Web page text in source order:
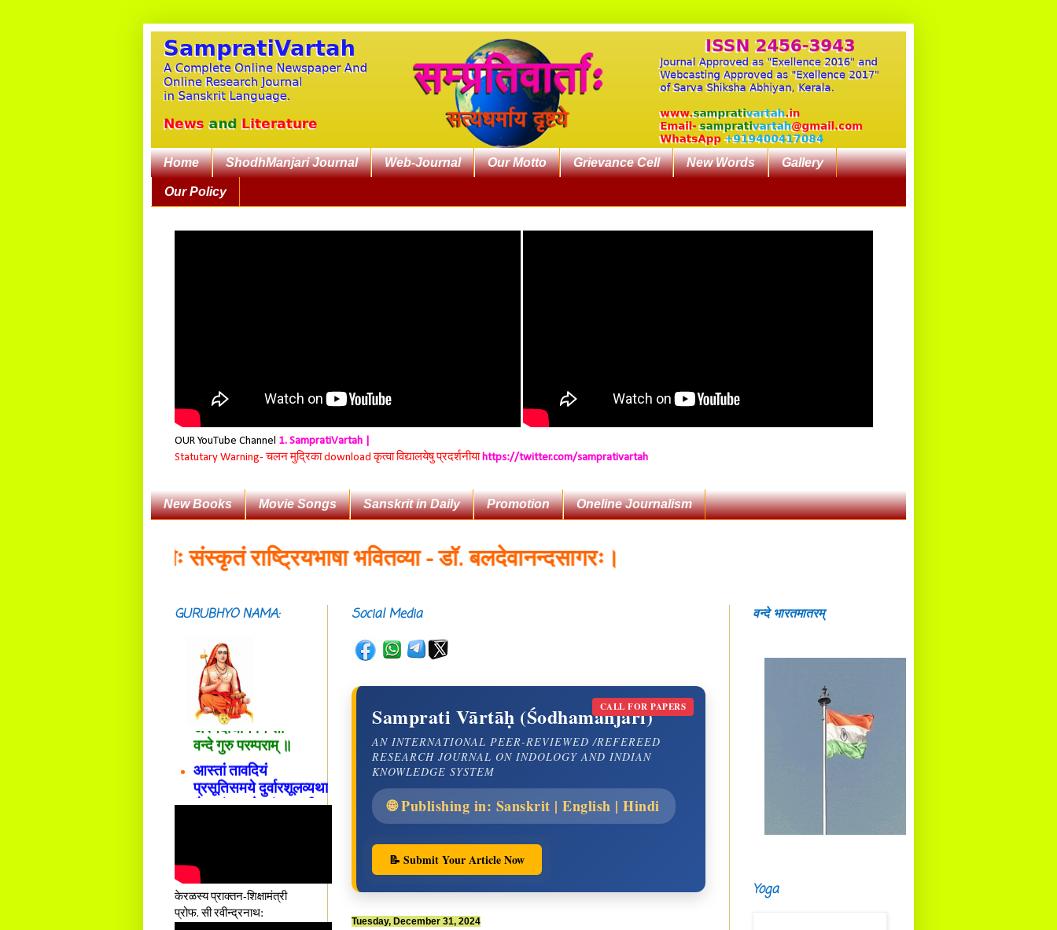
Home ShodhManjari Journal Web-Journal Our Motto Grievance Cell New Words Gallery
Our Policy
OUR YouTube Channel 1. SampratiVartah |
Statutary Warning- चलन मुद्रिका download कृत्वा विद्यालयेषु प्रदर्शनीयाhttps://twitter.com/samprativartah
New Books Movie Songs Sanskrit in Daily Promotion Oneline Journalism
संस्कृतं राष्ट्रियभाषा भवितव्या - डॉ. बलदेवानन्दसागरः।
Social Media
CALL FOR PAPERS
Samprati Vārtāḥ (Śodhamañjarī)
AN INTERNATIONAL PEER-REVIEWED /REFEREED
RESEARCH JOURNAL ON INDOLOGY AND INDIAN
KNOWLEDGE SYSTEM
🌐 Publishing in: Sanskrit | English | Hindi
📝 Submit Your Article Now
Tuesday, December 31, 2024
GURUBHYO NAMA:
सदाशिवसमारम्भां
शङ्कराचार्य मध्यमाम्।
अस्मदाचार्यपर्यन्तां
वन्दे गुरु परम्पराम् ॥
आस्तां तावदियं
प्रसूतिसमये दुर्वारशूलव्यथा
नैरुच्यं तनुशोषणं मलमयी
शय्या च सांवत्सरी ।
तनयस्तस्यैः जनन्यै
नमः॥–
केरळस्य प्राक्तन-शिक्षामंत्री
प्रोफ. सी रवीन्द्रनाथ:
वन्दे भारतमातरम्
Yoga